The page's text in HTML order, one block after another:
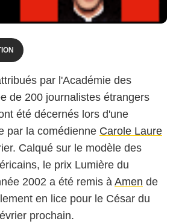
par l'Académie des
de 200 journalistes étrangers
été décernés lors d'une
par la comédienne Carole Laure
Calqué sur le modèle des
le prix Lumière du
2002 a été remis à Amen de
en lice pour le César du
prochain.